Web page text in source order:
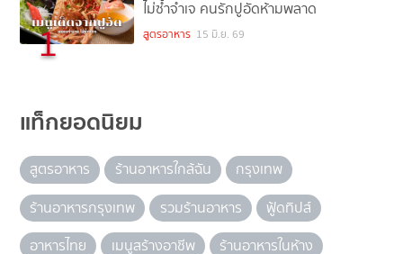
1
ไม่ซ้ำจำเจ คนรักปูอัดห้ามพลาด
สูตรอาหาร 15 มิ.ย. 69
แท็กยอดนิยม
สูตรอาหาร ร้านอาหารใกล้ฉัน
กรุงเทพ
ร้านอาหารกรุงเทพ
รวมร้านอาหาร
ฟู้ดทิปส์
อาหารไทย
เมนูสร้างอาชีพ
ร้านอาหารในห้าง